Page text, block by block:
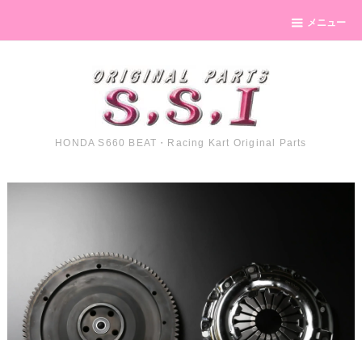
メニュー
HONDA S660 BEAT・Racing Kart Original Parts